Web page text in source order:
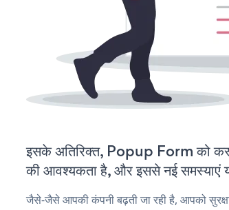
इसके अतिरिक्त, Popup Form को
की आवश्यकता है, और इससे नई समस्याएं
जैसे-जैसे आपकी कंपनी बढ़ती जा रही है, आपको